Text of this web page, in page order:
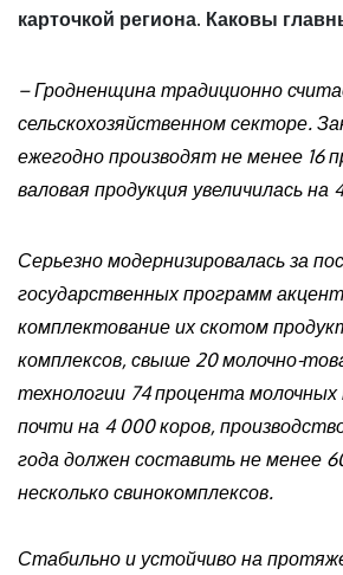
карточкой региона. Каковы
– Гродненщина традиционно
сельскохозяйственном секторе.
ежегодно производят не менее 16
валовая продукция увеличилась на
Серьезно модернизировалась за
государственных программ
комплектование их скотом
комплексов, свыше 20 молочно-
технологии 74 процента
почти на 4 000 коров,
года должен составить не менее
несколько свинокомплексов.
Стабильно и устойчиво на